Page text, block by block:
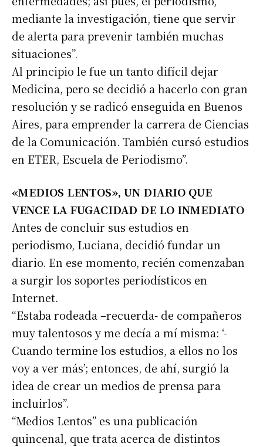
mediante la investigación, tiene que servir
de alerta para prevenir también muchas
situaciones”.
Al principio le fue un tanto difícil dejar
Medicina, pero se decidió a hacerlo con gran
resolución y se radicó enseguida en Buenos
Aires, para emprender la carrera de Ciencias
de la Comunicación. También cursó estudios
en ETER, Escuela de Periodismo”.
«MEDIOS LENTOS», UN DIARIO QUE
VENCE LA FUGACIDAD DE LO INMEDIATO
Antes de concluir sus estudios en
periodismo, Luciana, decidió fundar un
diario. En ese momento, recién comenzaban
a surgir los soportes periodísticos en
Internet.
“Estaba rodeada –recuerda- de compañeros
muy talentosos y me decía a mí misma: ‘-
Cuando termine los estudios, a ellos no los
voy a ver más’; entonces, de ahí, surgió la
idea de crear un medios de prensa para
incluirlos”.
“Medios Lentos” es una publicación
quincenal, que trata acerca de distintos